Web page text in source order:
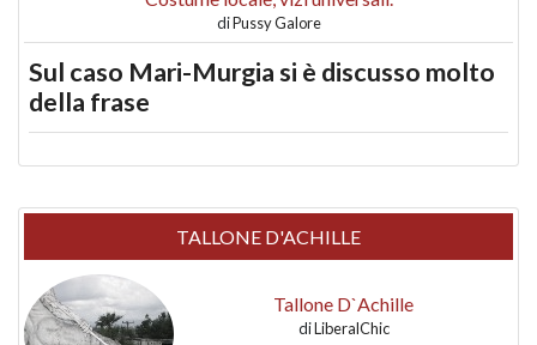
diPussy Galore
Sul caso Mari-Murgia si è discusso molto
della frase
TALLONE D'ACHILLE
Tallone D`Achille
diLiberalChic